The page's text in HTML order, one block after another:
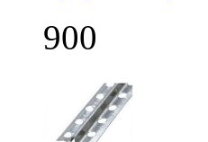
900